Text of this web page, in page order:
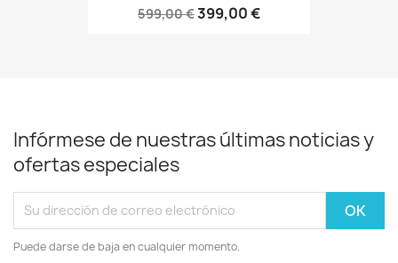
599,00 €399,00 €
Infórmese de nuestras últimas noticias y
ofertas especiales
Puede darse de baja en cualquier momento.